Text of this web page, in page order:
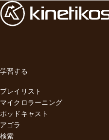
学習する
プレイリスト
マイクロラーニング
ポッドキャスト
アゴラ
検索